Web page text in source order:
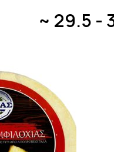
~ 29.5 -